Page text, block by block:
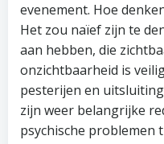
evenement. Hoe
Het zou naïef zijn te
aan hebben, die
onzichtbaarheid is
pesterijen en
zijn weer belangrijke
psychische problemen